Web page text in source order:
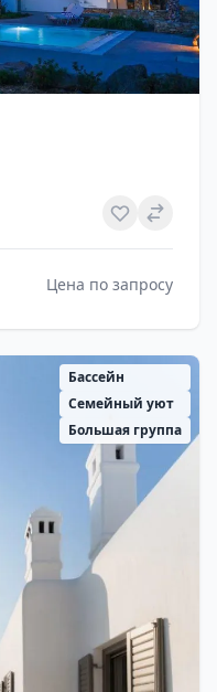
Цена по запросу
Бассейн
Семейный уют
Большая группа